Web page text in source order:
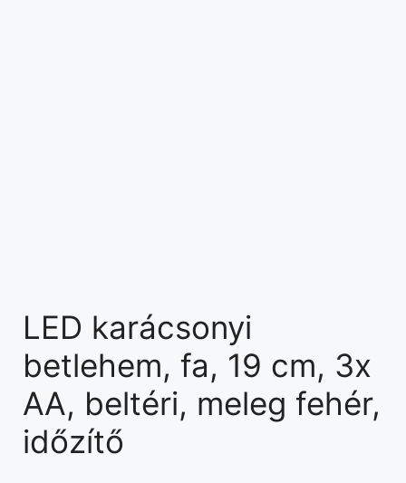
LED karácsonyi
betlehem, fa, 19 cm, 3x
AA, beltéri, meleg fehér,
időzítő